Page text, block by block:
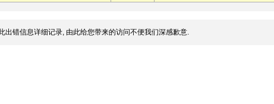
出错信息详细记录, 由此给您带来的访问不便我们深感歉意.